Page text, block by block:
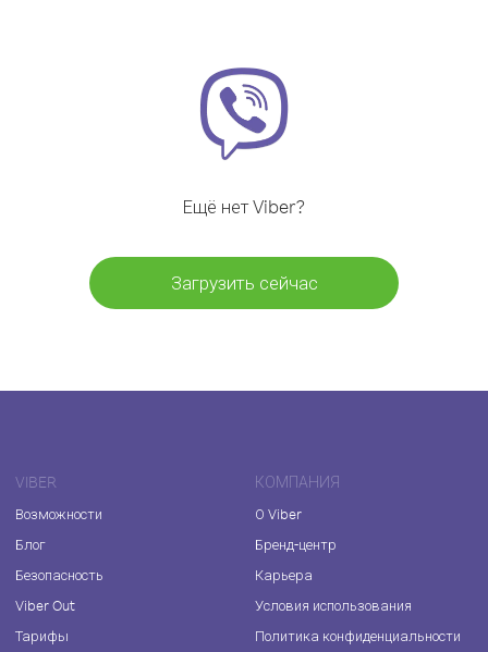
Ещё нет Viber?
Загрузить сейчас
VIBER
Возможности
Блог
Безопасность
Viber Out
Тарифы
КОМПАНИЯ
О Viber
Бренд-центр
Карьера
Условия использования
Политика конфиденциальности